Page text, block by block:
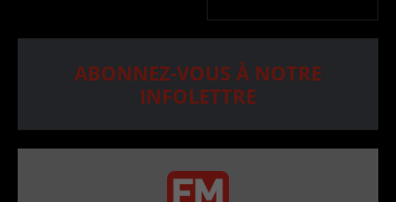
ABONNEZ-VOUS À NOTRE
INFOLETTRE